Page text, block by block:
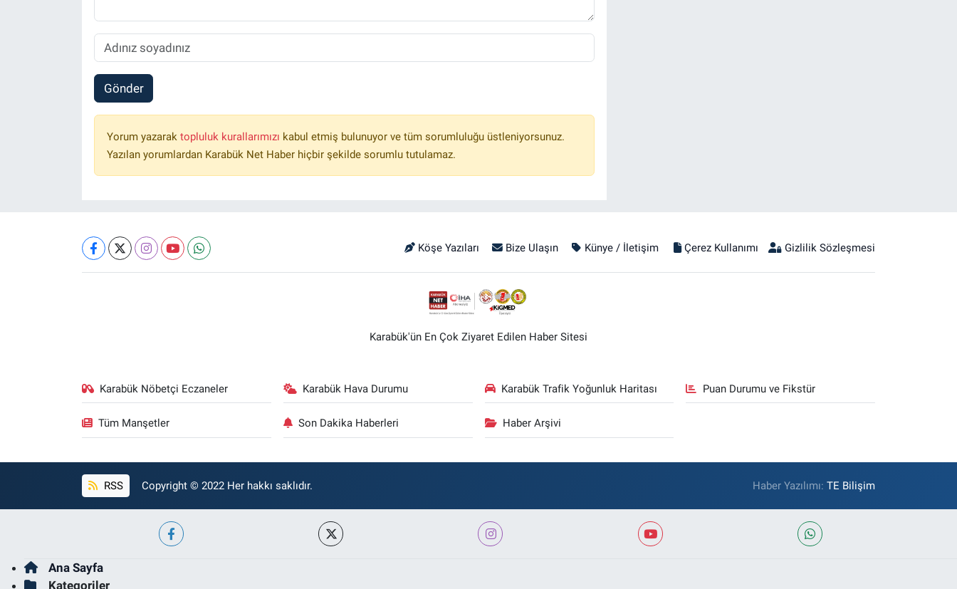
Gönder
Yorum yazarak topluluk kurallarımızı kabul etmiş bulunuyor ve tüm sorumluluğu üstleniyorsunuz.
Yazılan yorumlardan Karabük Net Haber hiçbir şekilde sorumlu tutulamaz.
Köşe Yazıları Bize Ulaşın Künye / İletişim Çerez Kullanımı Gizlilik Sözleşmesi
Karabük'ün En Çok Ziyaret Edilen Haber Sitesi
Karabük Nöbetçi Eczaneler Karabük Hava Durumu Karabük Trafik Yoğunluk Haritası Puan Durumu ve Fikstür
Tüm Manşetler Son Dakika Haberleri Haber Arşivi
RSS Copyright © 2022 Her hakkı saklıdır. Haber Yazılımı:TE Bilişim
Ana Sayfa
Kategoriler